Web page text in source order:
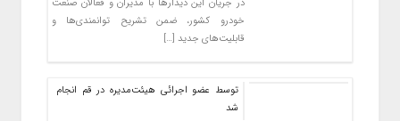
در جریان این دیدارها با مدیران و فعالان صنعت
خودرو کشور، ضمن تشریح توانمندی‌ها و
قابلیت‌های جدید […]
​توسط عضو اجرائی هیئت‌مدیره در قم انجام
شد